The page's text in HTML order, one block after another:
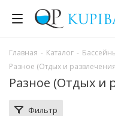
Главная - Каталог -
Разное (Отдых и
Разное (Отдых и
Фильтр